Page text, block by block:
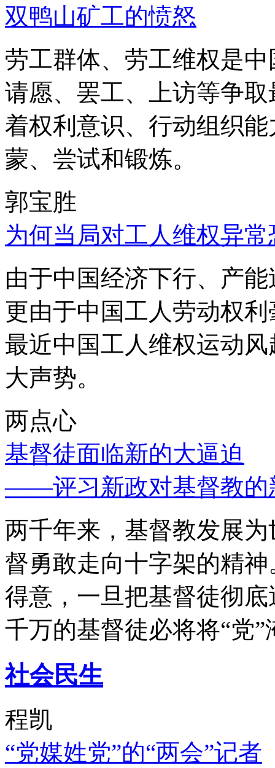
双鸭山矿工的愤怒
劳工群体、劳工维权是
请愿、罢工、上访等争
着权利意识、行动组织
蒙、尝试和锻炼。
郭宝胜
为何当局对工人维权异
由于中国经济下行、产
更由于中国工人劳动权
最近中国工人维权运动
大声势。
两点心
基督徒面临新的大逼迫
——评习新政对基督教的
两千年来，基督教发展
督勇敢走向十字架的精
得意，一旦把基督徒彻
千万的基督徒必将将“党”
社会民生
程凯
“党媒姓党”的“两会”记者